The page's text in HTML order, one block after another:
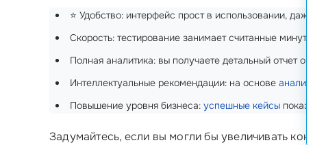
⭐️ Удобство: интерфейс прост в использовании, даже
Скорость: тестирование занимает считанные минуты, а
Полная аналитика: вы получаете детальный отчет о
Интеллектуальные рекомендации: на основе анализа
Повышение уровня бизнеса: успешные кейсы
Задумайтесь, если вы могли бы увеличивать